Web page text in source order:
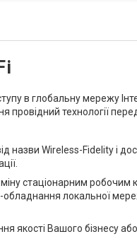
в глобальну мережу
технології
назви Wireless-Fidelity і
стаціонарним
локальної
якості Вашого бізнесу